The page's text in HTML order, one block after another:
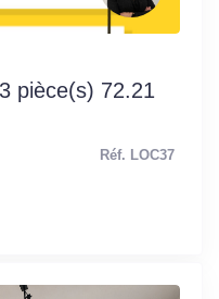
pièce(s) 72.21
Réf. LOC37